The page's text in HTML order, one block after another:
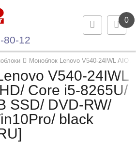
0
80-12
Моноблок Lenovo V540-24IWL AIO
V540-24IWL
Core i5-8265U/
SSD/ DVD-RW/
black